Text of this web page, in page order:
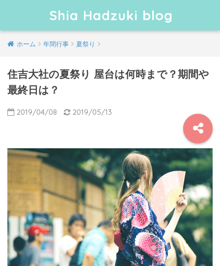
Shia Hadzuki blog
ホーム 年間行事 夏祭り
住吉大社の夏祭り 屋台は何時まで？期間や
最終日は？
2019/04/08 2019/05/13